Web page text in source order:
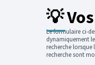
💡
Le formulaire ci-
dynamiquement
recherche lorsque
recherche sont